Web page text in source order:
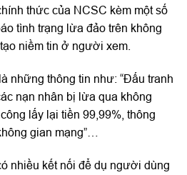
thức của NCSC kèm một số
tình trạng lừa đảo trên không
niềm tin ở người xem.
những thông tin như: “Đấu tranh
nạn nhân bị lừa qua không
lấy lại tiền 99,99%, thông
gian mạng”…
nhiều kết nối để dụ người dùng